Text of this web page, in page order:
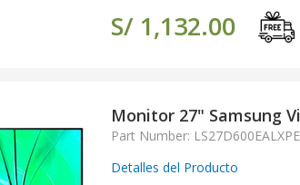
S/ 1,132.00
Monitor 27" Samsung
Part Number: LS27D600EALXPE
Detalles del Producto